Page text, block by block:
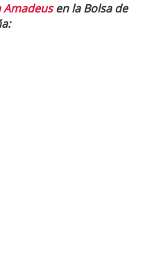
en la Bolsa de